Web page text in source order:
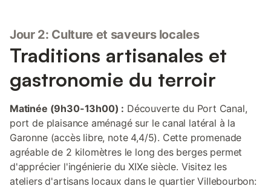
Jour 2: Culture et saveurs locales
Traditions artisanales et
gastronomie du terroir
Matinée (9h30-13h00) : Découverte du Port Canal,
port de plaisance aménagé sur le canal latéral à la
Garonne (accès libre, note 4,4/5). Cette promenade
agréable de 2 kilomètres le long des berges permet
d'apprécier l'ingénierie du XIXe siècle. Visitez les
ateliers d'artisans locaux dans le quartier Villebourbon: